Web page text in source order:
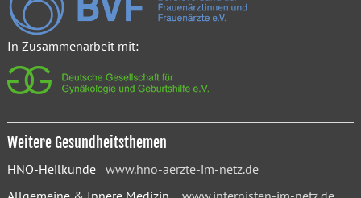
In Zusammenarbeit mit:
Weitere Gesundheitsthemen
HNO-Heilkunde www.hno-aerzte-im-netz.de